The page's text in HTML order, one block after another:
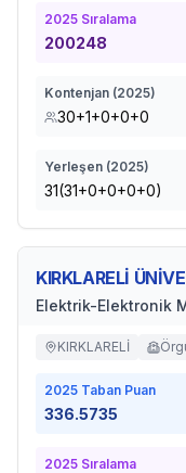
2025 Sıralama
200248
Kontenjan (2025)
30+1+0+0+0
Yerleşen (2025)
31(31+0+0+0+0)
KIRKLARELİ
Elektrik-Elektronik
KIRKLARELİ
2025 Taban Puan
336.5735
2025 Sıralama